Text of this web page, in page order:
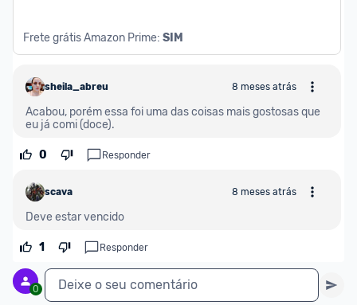
Frete grátis Amazon Prime: SIM
sheila_abreu 8 meses atrás
Acabou, porém essa foi uma das coisas mais gostosas que
eu já comi (doce).
0 Responder
scava 8 meses atrás
Deve estar vencido
1 Responder
0 Deixe o seu comentário